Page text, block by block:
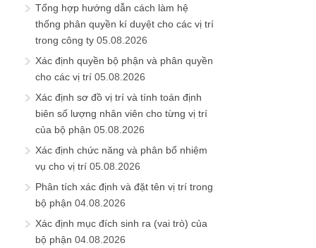
Tổng hợp hướng dẫn cách làm hệ
thống phân quyền kí duyệt cho các vị trí
trong công ty 05.08.2026
Xác định quyền bộ phận và phân quyền
cho các vị trí 05.08.2026
Xác định sơ đồ vị trí và tính toán định
biên số lượng nhân viên cho từng vị trí
của bộ phận 05.08.2026
Xác định chức năng và phân bổ nhiệm
vụ cho vị trí 05.08.2026
Phân tích xác định và đặt tên vị trí trong
bộ phận 04.08.2026
Xác định mục đích sinh ra (vai trò) của
bộ phận 04.08.2026